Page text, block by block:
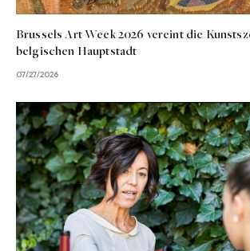
Brussels Art Week 2026 vereint die
belgischen Hauptstadt
07/27/2026